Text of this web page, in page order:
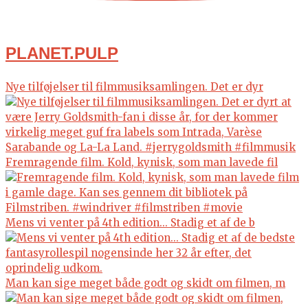
PLANET.PULP
Nye tilføjelser til filmmusiksamlingen. Det er dyr
Fremragende film. Kold, kynisk, som man lavede fil
Mens vi venter på 4th edition... Stadig et af de b
Man kan sige meget både godt og skidt om filmen, m